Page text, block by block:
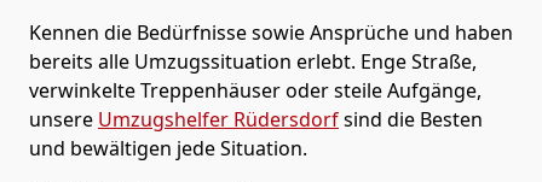
Kennen die Bedürfnisse sowie Ansprüche und haben
bereits alle Umzugssituation erlebt. Enge Straße,
verwinkelte Treppenhäuser oder steile Aufgänge,
unsere Umzugshelfer Rüdersdorfsind die Besten
und bewältigen jede Situation.